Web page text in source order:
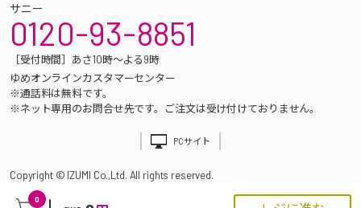
0
サニー
0120-93-8851
［受付時間］あさ10時～よる9時
ゆめオンラインカスタマーセンター
※通話料は無料です。
※ネット専用のお問合せ先です。ご注文は受け付けておりません。
PCサイト
Copyright © IZUMI Co.,Ltd. All rights reserved.